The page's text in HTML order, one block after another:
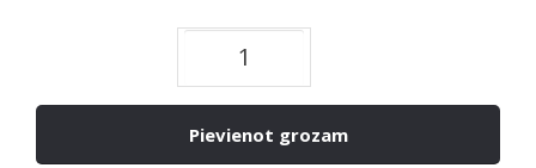
Pievienot grozam